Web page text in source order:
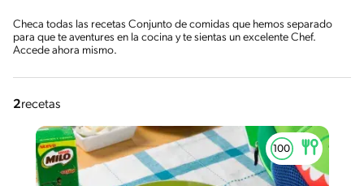
Checa todas las recetas Conjunto de comidas que hemos separado
para que te aventures en la cocina y te sientas un excelente Chef.
Accede ahora mismo.
2recetas